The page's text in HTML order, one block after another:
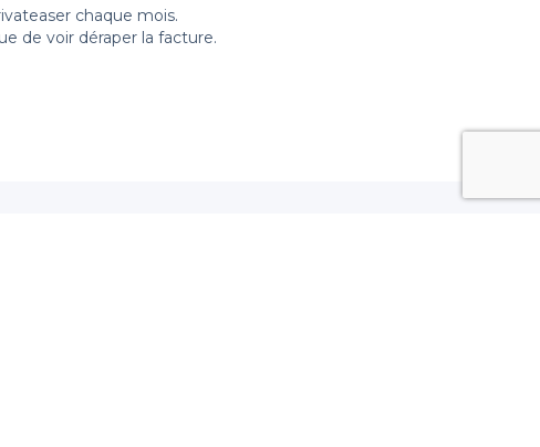
chaque mois.
de voir déraper la facture.